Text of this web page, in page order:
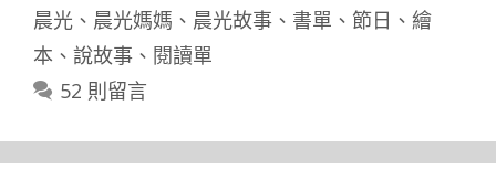
晨光 、 晨光媽媽 、 晨光故事 、 書單 、 節日 、 繪
本 、 說故事 、 閱讀單
52 則留言